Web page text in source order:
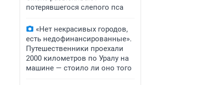
потерявшегося слепого пса
«Нет некрасивых городов,
есть недофинансированные».
Путешественники проехали
2000 километров по Уралу на
машине — стоило ли оно того